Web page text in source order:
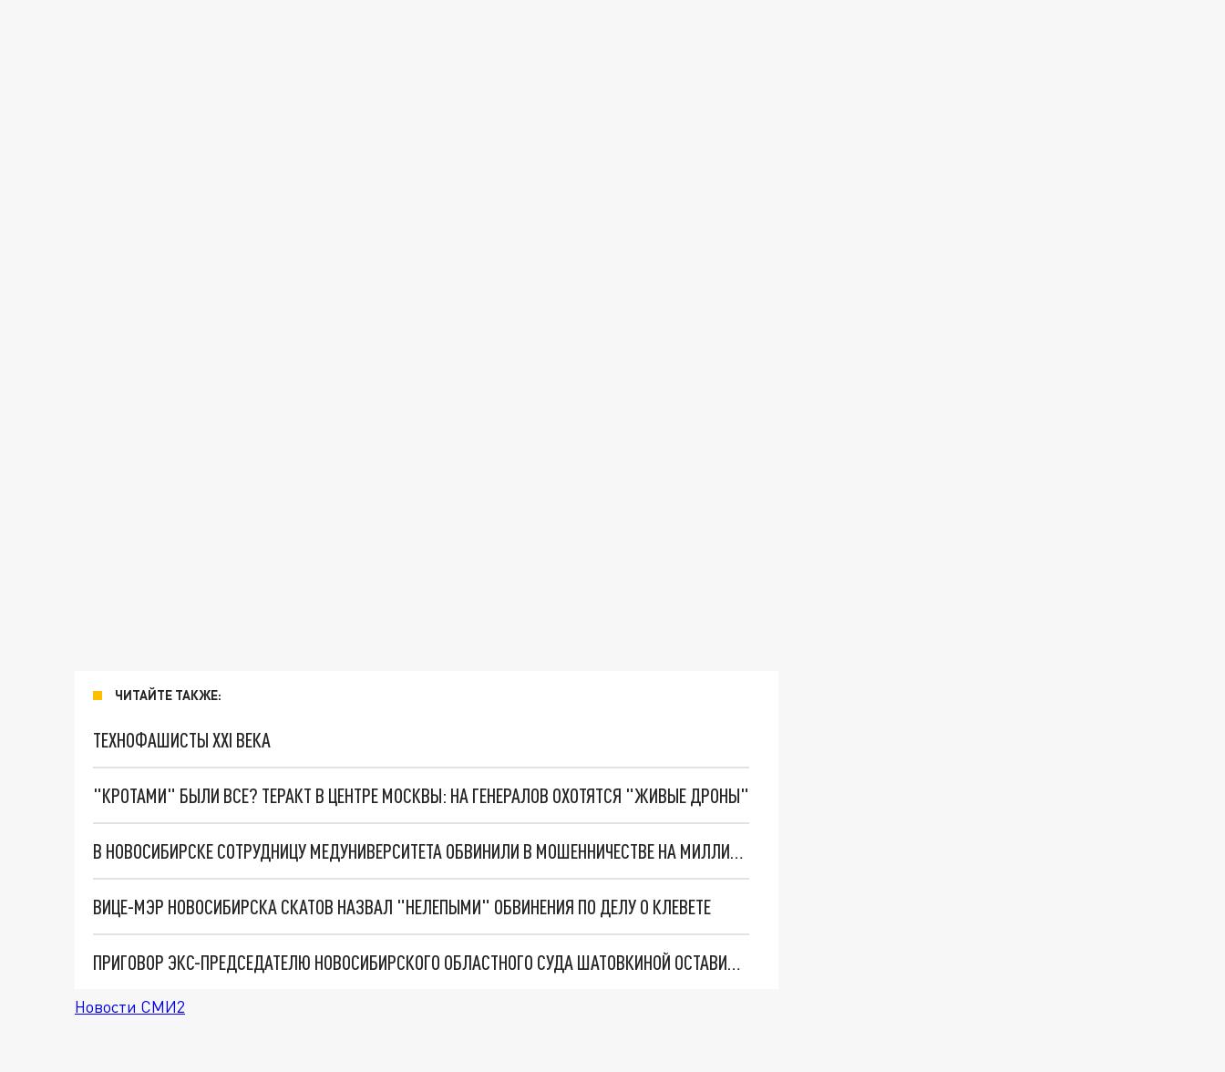
ЧИТАЙТЕ ТАКЖЕ:
ТЕХНОФАШИСТЫ XXI ВЕКА
"КРОТАМИ" БЫЛИ ВСЕ? ТЕРАКТ В ЦЕНТРЕ МОСКВЫ: НА ГЕНЕРАЛОВ ОХОТЯТСЯ "ЖИВЫЕ ДРОНЫ"
В НОВОСИБИРСКЕ СОТРУДНИЦУ МЕДУНИВЕРСИТЕТА ОБВИНИЛИ В МОШЕННИЧЕСТВЕ НА МИЛЛИОН РУБЛЕЙ
ВИЦЕ-МЭР НОВОСИБИРСКА СКАТОВ НАЗВАЛ "НЕЛЕПЫМИ" ОБВИНЕНИЯ ПО ДЕЛУ О КЛЕВЕТЕ
ПРИГОВОР ЭКС-ПРЕДСЕДАТЕЛЮ НОВОСИБИРСКОГО ОБЛАСТНОГО СУДА ШАТОВКИНОЙ ОСТАВИЛИ БЕЗ ИЗМЕНЕНИЯ
Новости СМИ2